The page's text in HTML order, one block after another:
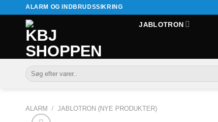
ALARM OG INDBRUDSSIKRING
JABLOTRON
Søg
efter:
ALARM / JABLOTRON (NYE PRODUKTER)